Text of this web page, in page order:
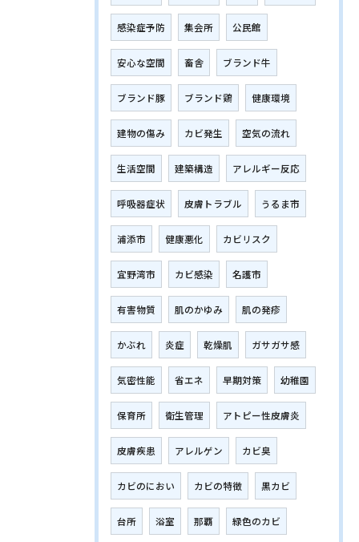
感染症予防 集会所 公民館
安心な空間 畜舎 ブランド牛
ブランド豚 ブランド鶏 健康環境
建物の傷み カビ発生 空気の流れ
生活空間 建築構造 アレルギー反応
呼吸器症状 皮膚トラブル うるま市
浦添市 健康悪化 カビリスク
宜野湾市 カビ感染 名護市
有害物質 肌のかゆみ 肌の発疹
かぶれ 炎症 乾燥肌 ガサガサ感
気密性能 省エネ 早期対策 幼稚園
保育所 衛生管理 アトピー性皮膚炎
皮膚疾患 アレルゲン カビ臭
カビのにおい カビの特徴 黒カビ
台所 浴室 那覇 緑色のカビ